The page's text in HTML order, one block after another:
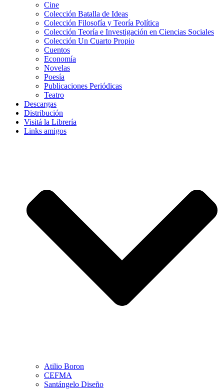
Cine
Colección Batalla de Ideas
Colección Filosofía y Teoría Política
Colección Teoría e Investigación en Ciencias Sociales
Colección Un Cuarto Propio
Cuentos
Economía
Novelas
Poesía
Publicaciones Periódicas
Teatro
Descargas
Distribución
Visitá la Librería
Links amigos
Atilio Boron
CEFMA
Santángelo Diseño